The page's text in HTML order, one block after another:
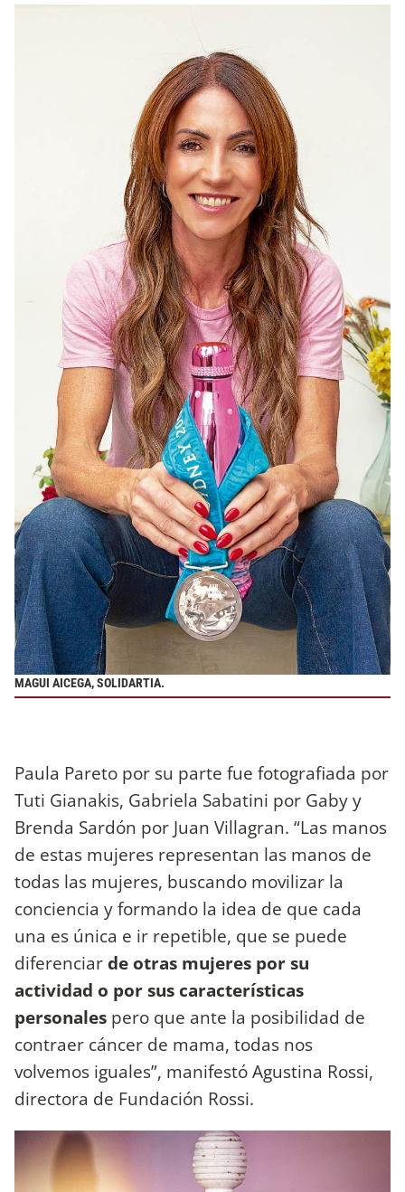
MAGUI AICEGA, SOLIDARTIA.
Paula Pareto por su parte fue fotografiada por
Tuti Gianakis, Gabriela Sabatini por Gaby y
Brenda Sardón por Juan Villagran. “Las manos
de estas mujeres representan las manos de
todas las mujeres, buscando movilizar la
conciencia y formando la idea de que cada
una es única e ir repetible, que se puede
diferenciarde otras mujeres por su
actividad o por sus características
personales pero que ante la posibilidad de
contraer cáncer de mama, todas nos
volvemos iguales”, manifestó Agustina Rossi,
directora de Fundación Rossi.